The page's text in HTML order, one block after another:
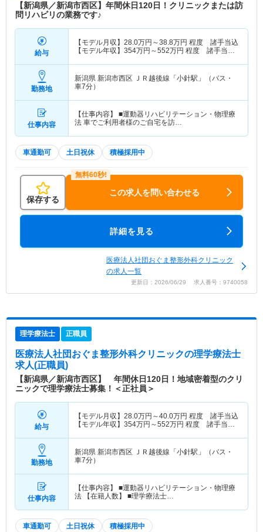
【新潟県／新潟市西区】年間休日120日！クリニックまたは訪
問リハビリの業務です♪
給与
【モデル月収】 28.0万円～38.8万円 程度 諸手当込
【モデル年収】 354万円～552万円 程度 諸手当・
勤務地
新潟県 新潟市西区 ＪＲ越後線「小針駅」（バス・
車7分）
仕事内容
【仕事内容】 ■運動器リハビリテーション・物理療
法 車でご利用者様のご自宅を訪…
車通勤可 土日祝休 積極採用中
保存する
この求人を問い合わせる
詳細を見る
医療法人社団おぐま整形外科クリニック
の求人一覧
更新日：2026/06/29 求人番号：9740058
理学療法士 正職員
医療法人社団おぐま整形外科クリニックの理学療法士
求人(正職員)
【新潟県／新潟市西区】 年間休日120日！地域密着型のクリ
ニックで理学療法士募集！＜正社員＞
給与
【モデル月収】 28.0万円～40.0万円 程度 諸手当込
【モデル年収】 354万円～552万円 程度 諸手当・
勤務地
新潟県 新潟市西区 ＪＲ越後線「小針駅」（バス・
車7分）
仕事内容
【仕事内容】 ■運動器リハビリテーション・物理療
法 【在籍人数】 ■理学療法士…
車通勤可 土日祝休 積極採用中